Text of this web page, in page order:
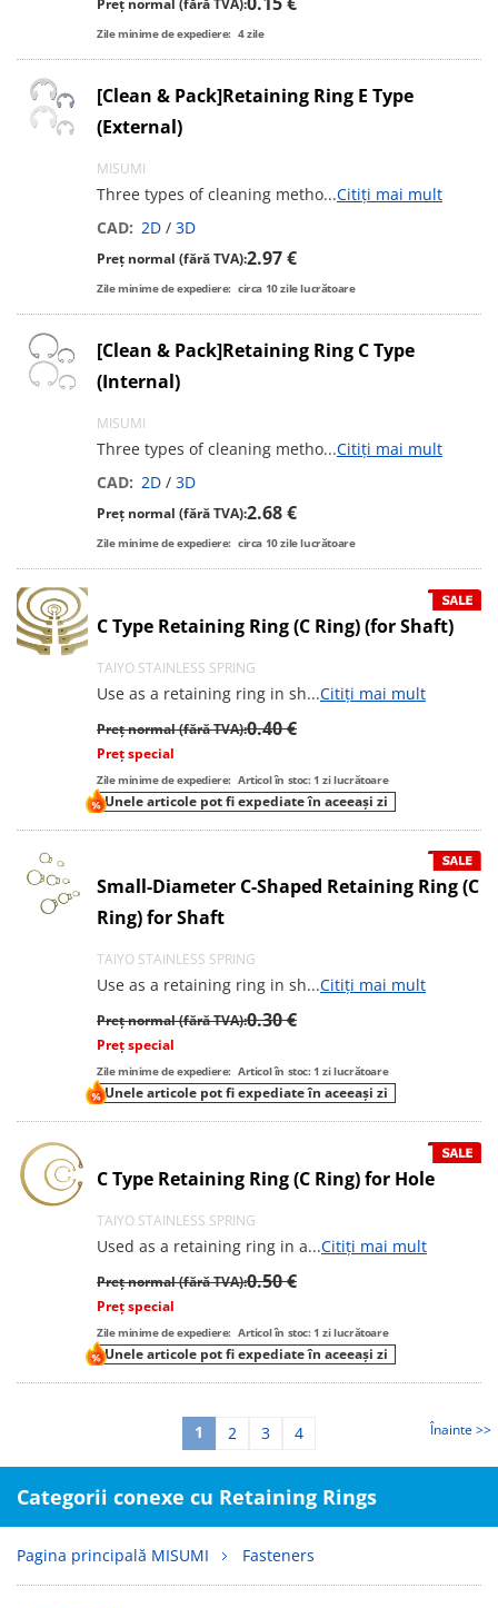
Preț normal (fără TVA):
Zile minime de expediere: 4zile
[Clean & Pack]Retaining Ring E Type
(External)
MISUMI
Three types of cleaning metho...Citiți mai mult
CAD: 2D / 3D
Preț normal (fără TVA):2.97 €
Zile minime de expediere: circa 10zile lucrătoare
[Clean & Pack]Retaining Ring C Type
(Internal)
MISUMI
Three types of cleaning metho...Citiți mai mult
CAD: 2D / 3D
Preț normal (fără TVA):2.68 €
Zile minime de expediere: circa 10zile lucrătoare
C Type Retaining Ring (C Ring) (for Shaft)
TAIYO STAINLESS SPRING
Use as a retaining ring in sh...Citiți mai mult
Preț normal (fără TVA):0.40 €
Preț special
Zile minime de expediere: Articol în stoc: 1 zi lucrătoare
Unele articole pot fi expediate în aceeași zi
Small-Diameter C-Shaped Retaining Ring (C
Ring) for Shaft
TAIYO STAINLESS SPRING
Use as a retaining ring in sh...Citiți mai mult
Preț normal (fără TVA):0.30 €
Preț special
Zile minime de expediere: Articol în stoc: 1 zi lucrătoare
Unele articole pot fi expediate în aceeași zi
C Type Retaining Ring (C Ring) for Hole
TAIYO STAINLESS SPRING
Used as a retaining ring in a...Citiți mai mult
Preț normal (fără TVA):0.50 €
Preț special
Zile minime de expediere: Articol în stoc: 1 zi lucrătoare
Unele articole pot fi expediate în aceeași zi
1 2 3 4 Înainte >>
Categorii conexe cu Retaining Rings
Pagina principală MISUMI Fasteners